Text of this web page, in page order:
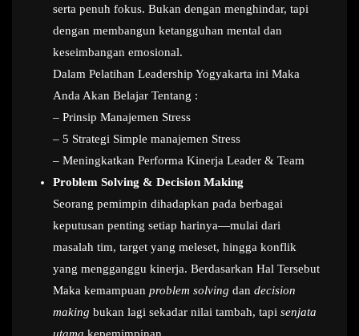
serta penuh fokus. Bukan dengan menghindar, tapi
dengan membangun ketangguhan mental dan
keseimbangan emosional.
Dalam Pelatihan Leadership Yogyakarta ini Maka
Anda Akan Belajar Tentang :
– Prinsip Manajemen Stress
– 5 Strategi Simple manajemen Stress
– Meningkatkan Performa Kinerja Leader & Team
Problem Solving & Decision Making
Seorang pemimpin dihadapkan pada berbagai
keputusan penting setiap harinya—mulai dari
masalah tim, target yang meleset, hingga konflik
yang mengganggu kinerja. Berdasarkan Hal Tersebut
Maka kemampuan problem solving dan decision
making bukan lagi sekadar nilai tambah, tapi senjata